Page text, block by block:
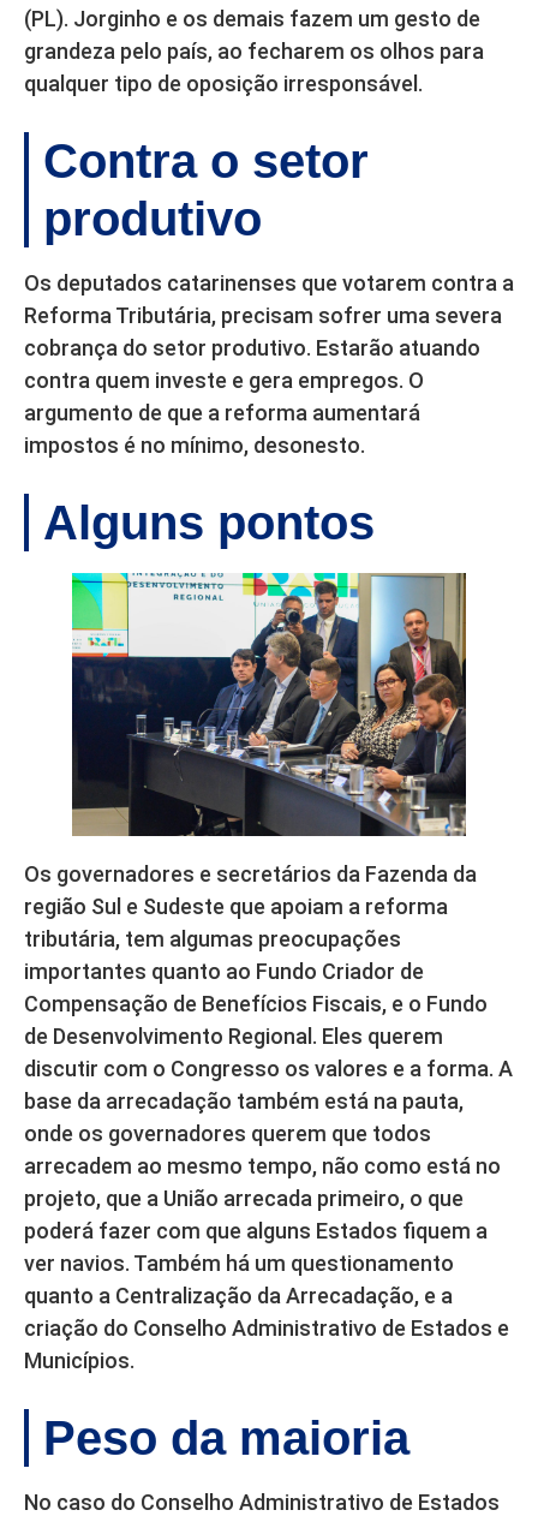
(PL). Jorginho e os demais fazem um gesto de
grandeza pelo país, ao fecharem os olhos para
qualquer tipo de oposição irresponsável.
Contra o setor
produtivo
Os deputados catarinenses que votarem contra a
Reforma Tributária, precisam sofrer uma severa
cobrança do setor produtivo. Estarão atuando
contra quem investe e gera empregos. O
argumento de que a reforma aumentará
impostos é no mínimo, desonesto.
Alguns pontos
Os governadores e secretários da Fazenda da
região Sul e Sudeste que apoiam a reforma
tributária, tem algumas preocupações
importantes quanto ao Fundo Criador de
Compensação de Benefícios Fiscais, e o Fundo
de Desenvolvimento Regional. Eles querem
discutir com o Congresso os valores e a forma. A
base da arrecadação também está na pauta,
onde os governadores querem que todos
arrecadem ao mesmo tempo, não como está no
projeto, que a União arrecada primeiro, o que
poderá fazer com que alguns Estados fiquem a
ver navios. Também há um questionamento
quanto a Centralização da Arrecadação, e a
criação do Conselho Administrativo de Estados e
Municípios.
Peso da maioria
No caso do Conselho Administrativo de Estados